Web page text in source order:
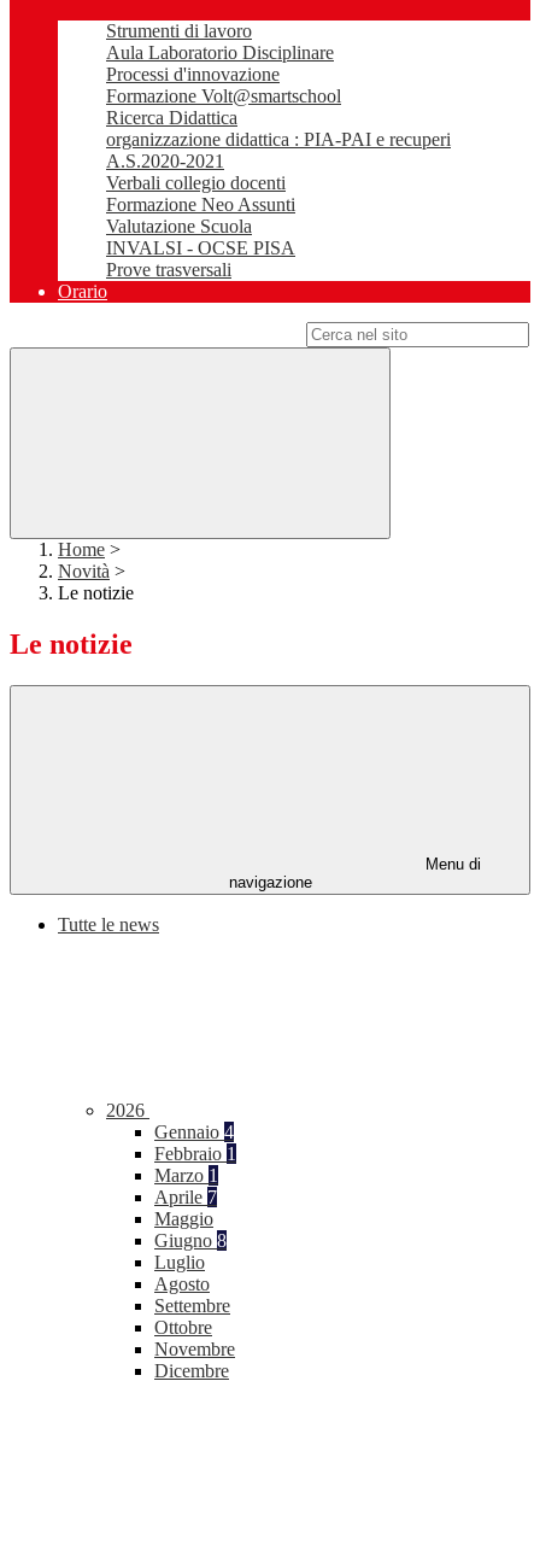
Strumenti di lavoro
Aula Laboratorio Disciplinare
Processi d'innovazione
Formazione Volt@smartschool
Ricerca Didattica
organizzazione didattica : PIA-PAI e recuperi
A.S.2020-2021
Verbali collegio docenti
Formazione Neo Assunti
Valutazione Scuola
INVALSI - OCSE PISA
Prove trasversali
Orario
Home >
Novità >
Le notizie
Le notizie
Menu di
navigazione
Tutte le news
2026
Gennaio 4
Febbraio 1
Marzo 1
Aprile 7
Maggio
Giugno 8
Luglio
Agosto
Settembre
Ottobre
Novembre
Dicembre